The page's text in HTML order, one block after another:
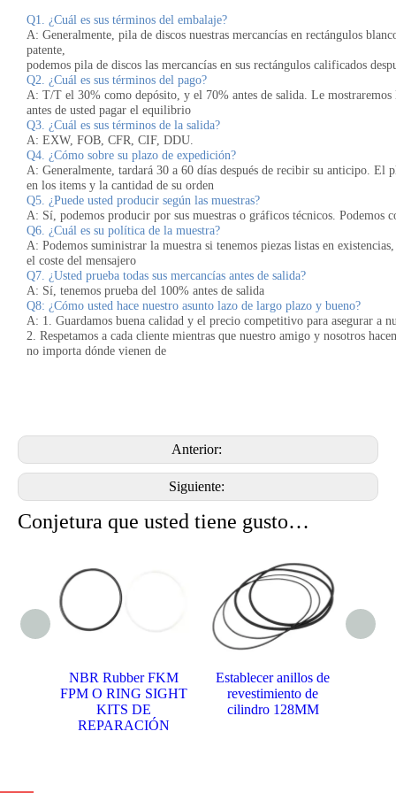
Q1. ¿Cuál es sus términos del embalaje?
A: Generalmente, pila de discos nuestras mercancías en rectángulos
patente,
podemos pila de discos las mercancías en sus rectángulos calificados
Q2. ¿Cuál es sus términos del pago?
A: T/T el 30% como depósito, y el 70% antes de salida. Le
antes de usted pagar el equilibrio
Q3. ¿Cuál es sus términos de la salida?
A: EXW, FOB, CFR, CIF, DDU.
Q4. ¿Cómo sobre su plazo de expedición?
A: Generalmente, tardará 30 a 60 días después de recibir su anticipo. El
en los items y la cantidad de su orden
Q5. ¿Puede usted producir según las muestras?
A: Sí, podemos producir por sus muestras o gráficos técnicos. Podemos
Q6. ¿Cuál es su política de la muestra?
A: Podemos suministrar la muestra si tenemos piezas listas en
el coste del mensajero
Q7. ¿Usted prueba todas sus mercancías antes de salida?
A: Sí, tenemos prueba del 100% antes de salida
Q8: ¿Cómo usted hace nuestro asunto lazo de largo plazo y bueno?
A: 1. Guardamos buena calidad y el precio competitivo para asegurar a
2. Respetamos a cada cliente mientras que nuestro amigo y nosotros
no importa dónde vienen de
Anterior:
Siguiente:
Conjetura que usted tiene gusto…
Establecer anillos de
revestimiento de
cilindro 128MM
MAN125 SP1 Set
Anillos de camisa de
cilindro